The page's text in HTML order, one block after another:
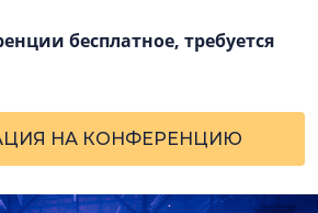
бесплатное, требуется
НА КОНФЕРЕНЦИЮ